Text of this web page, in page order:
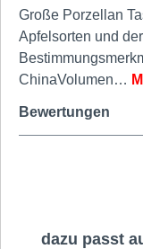
Große Porzellan
Apfelsorten und
ChinaVolumen…
Bewertungen
Produktgalerie
dazu passt